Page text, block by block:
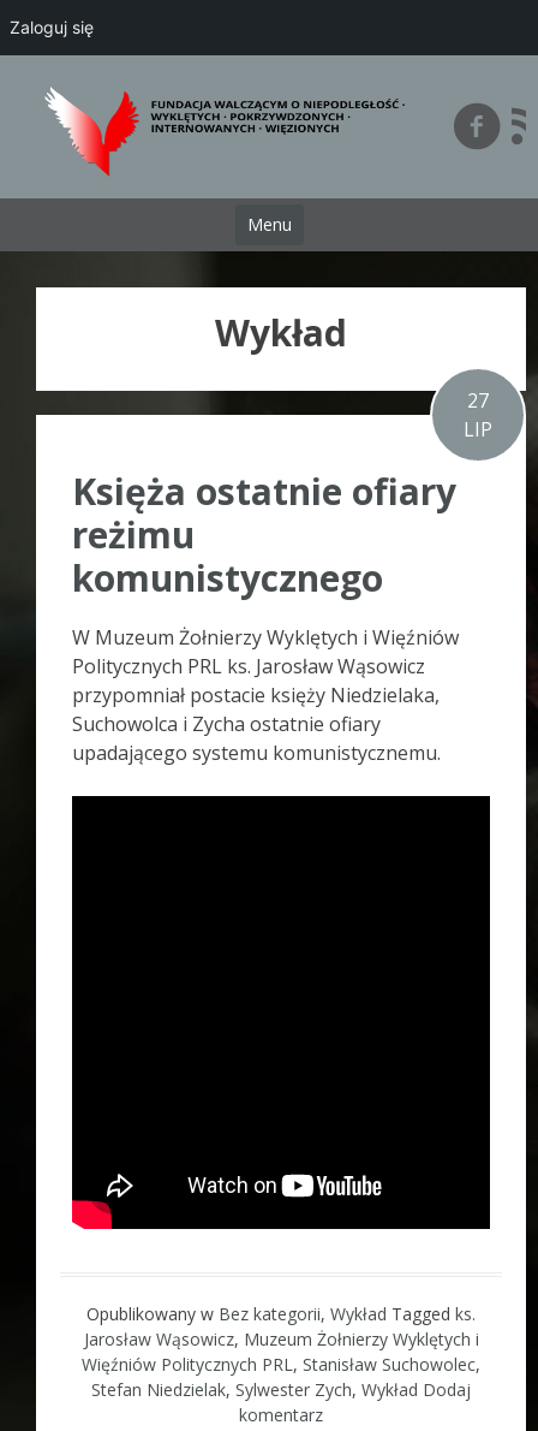
Menu
Wykład
27
LIP
Księża ostatnie ofiary
reżimu
komunistycznego
W Muzeum Żołnierzy Wyklętych i Więźniów
Politycznych PRL ks. Jarosław Wąsowicz
przypomniał postacie księży Niedzielaka,
Suchowolca i Zycha ostatnie ofiary
upadającego systemu komunistycznemu.
Opublikowany w Bez kategorii, Wykład Tagged ks.
Jarosław Wąsowicz, Muzeum Żołnierzy Wyklętych i
Więźniów Politycznych PRL, Stanisław Suchowolec,
Stefan Niedzielak, Sylwester Zych, Wykład Dodaj
komentarz
Zaloguj się